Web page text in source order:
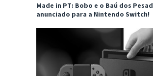
Made in PT: Bobo e o Baú dos
anunciado para a Nintendo Switch!